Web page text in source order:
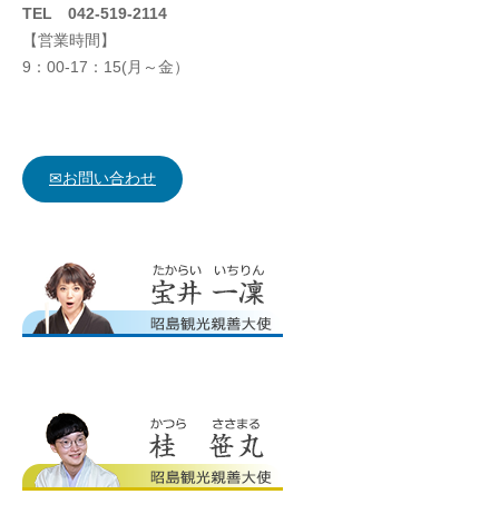
TEL 042-519-2114
【営業時間】
9：00-17：15(月～金）
✉お問い合わせ